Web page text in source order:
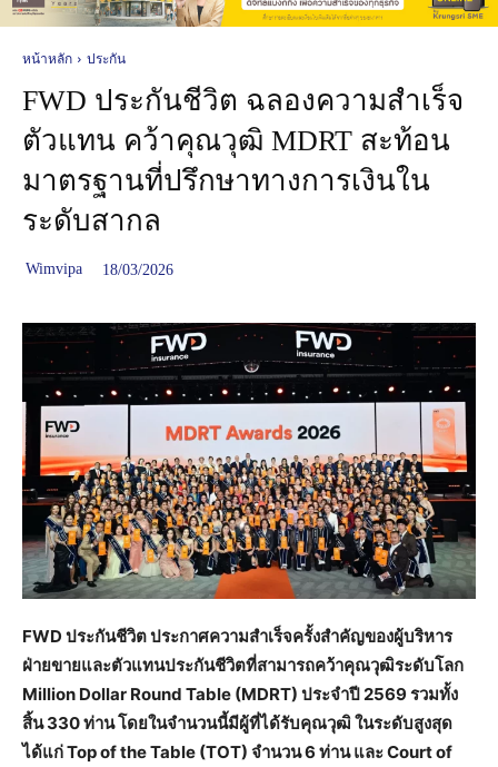
หน้าหลัก ประกัน
FWD ประกันชีวิต ฉลองความสำเร็จ
ตัวแทน คว้าคุณวุฒิ MDRT สะท้อน
มาตรฐานที่ปรึกษาทางการเงินใน
ระดับสากล
Wimvipa 18/03/2026
FWD ประกันชีวิต ประกาศความสำเร็จครั้งสำคัญของผู้บริหาร
ฝ่ายขายและตัวแทนประกันชีวิตที่สามารถคว้าคุณวุฒิระดับโลก
Million Dollar Round Table (MDRT) ประจำปี 2569 รวมทั้ง
สิ้น 330 ท่าน โดยในจำนวนนี้มีผู้ที่ได้รับคุณวุฒิ ในระดับสูงสุด
ได้แก่ Top of the Table (TOT) จำนวน 6 ท่าน และ Court of